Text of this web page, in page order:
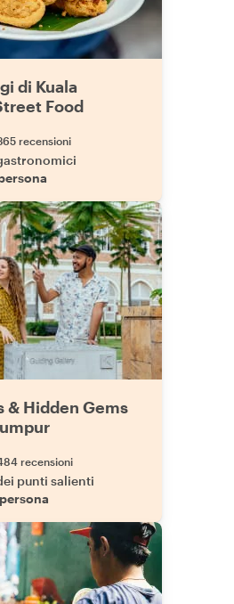
di Kuala
Food
recensioni
& Hidden Gems
recensioni
punti salienti